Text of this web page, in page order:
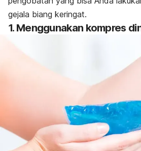
gejala biang keringat.
1. Menggunakan kompres